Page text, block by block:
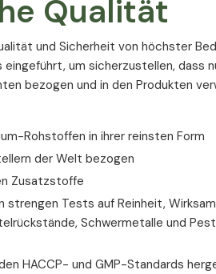
Qualität
und Sicherheit von höchster
um sicherzustellen, dass
bezogen und in den Produkten
Rohstoffen in ihrer reinsten Form
der Welt bezogen
Zusatzstoffe
strengen Tests auf Reinheit,
Schwermetalle und
HACCP- und GMP-Standards